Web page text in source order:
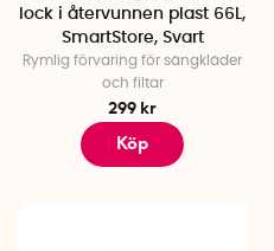
lock i återvunnen plast 66L,
SmartStore, Svart
Rymlig förvaring för sängkläder
och filtar
299 kr
Köp